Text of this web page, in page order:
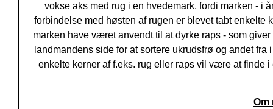
vokse aks med rug i en hvedemark, fordi marken - i
forbindelse med høsten af rugen er blevet tabt enkelte
marken have været anvendt til at dyrke raps - som
landmandens side for at sortere ukrudsfrø og andet
enkelte kerner af f.eks. rug eller raps vil være at
Om